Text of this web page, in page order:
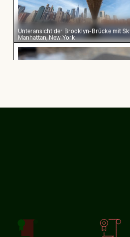
Unteransicht der Brooklyn-Brücke mit
Manhattan, New York
Weiße Würfel auf